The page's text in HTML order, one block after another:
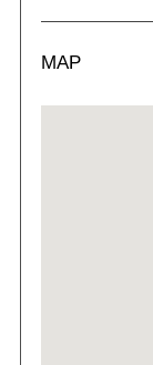
MAP